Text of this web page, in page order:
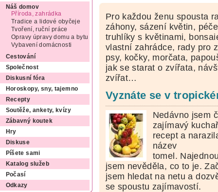
Náš domov
Příroda, zahrádka
Tradice a lidové obyčeje
Tvoření, ruční práce
Opravy úpravy domu a bytu
Vybavení domácnosti
Cestování
Společnost
Diskusní fóra
Horoskopy, sny, tajemno
Recepty
Soutěže, ankety, kvízy
Zábavný koutek
Hry
Diskuse
Píšete sami
Katalog služeb
Počasí
Odkazy
Pro každou ženu spousta
záhony, sázení květin,
truhlíky s květinami,
vlastní zahrádce, rady pro
psy, kočky, morčata,
jak se starat o zvířata,
zvířat…
Vyznáte se v
Nedávno jsem
zajímavý
recept a
název
tomel.
jsem nevěděla, co to je.
jsem hledat na netu a
se spoustu zajímavostí.